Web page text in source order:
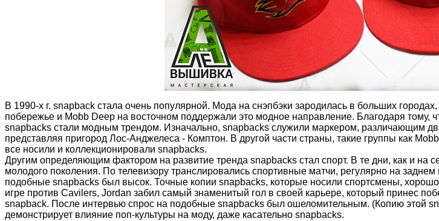
В 1990-х г. snapback стала очень популярной. Мода на снэпбэки зародилась в больших
побережье и Mobb Deep на восточном поддержали это модное направление. Благодаря тому,
snapbacks стали модным трендом. Изначально, snapbacks служили маркером, различающим
представляя пригород Лос-Анджелеса - Комптон. В другой части страны, такие группы как
все носили и коллекционировали snapbacks.
Другим определяющим фактором на развитие тренда snapbacks стал спорт. В те дни, как и
молодого поколения. По телевизору транслировались спортивные матчи, регулярно на
подобные snapbacks был высок. Точные копии snapbacks, которые носили спортсмены,
игре против Cavilers, Jordan забил самый знаменитый гол в своей карьере, который принес
snapback. После интервью спрос на подобные snapbacks был ошеломительным. (Копию этой
демонстрирует влияние поп-культуры на моду, даже касательно snapbacks.